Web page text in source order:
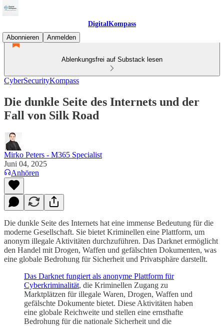
DigitalKompass
Abonnieren
Anmelden
Ablenkungsfrei auf Substack lesen
CyberSecurityKompass
Die dunkle Seite des Internets und der
Fall von Silk Road
Mirko Peters - M365 Specialist
Juni 04, 2025
Anhören
Die dunkle Seite des Internets hat eine immense Bedeutung für die
moderne Gesellschaft. Sie bietet Kriminellen eine Plattform, um
anonym illegale Aktivitäten durchzuführen. Das Darknet ermöglicht
den Handel mit Drogen, Waffen und gefälschten Dokumenten, was
eine globale Bedrohung für Sicherheit und Privatsphäre darstellt.
Das Darknet fungiert als anonyme Plattform für
Cyberkriminalität, die Kriminellen Zugang zu
Marktplätzen für illegale Waren, Drogen, Waffen und
gefälschte Dokumente bietet. Diese Aktivitäten haben
eine globale Reichweite und stellen eine ernsthafte
Bedrohung für die nationale Sicherheit und die